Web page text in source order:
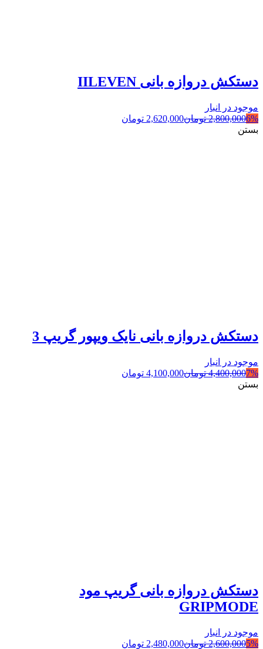
دستکش دروازه بانی IILEVEN
موجود در انبار
6%
2,800,000 تومان2,620,000 تومان
بستن
دستکش دروازه بانی نایک ویپور گریپ 3
موجود در انبار
7%
4,400,000 تومان4,100,000 تومان
بستن
دستکش دروازه بانی گریپ مود
GRIPMODE
موجود در انبار
5%
2,600,000 تومان2,480,000 تومان